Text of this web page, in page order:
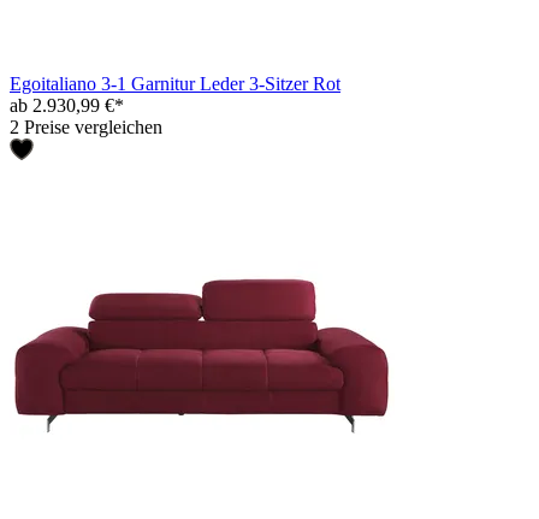
Egoitaliano 3-1 Garnitur Leder 3-Sitzer Rot
ab 2.930,99 €*
2 Preise vergleichen